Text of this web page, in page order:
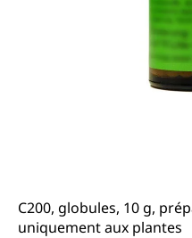
C200, globules, 10 g,
uniquement aux plantes